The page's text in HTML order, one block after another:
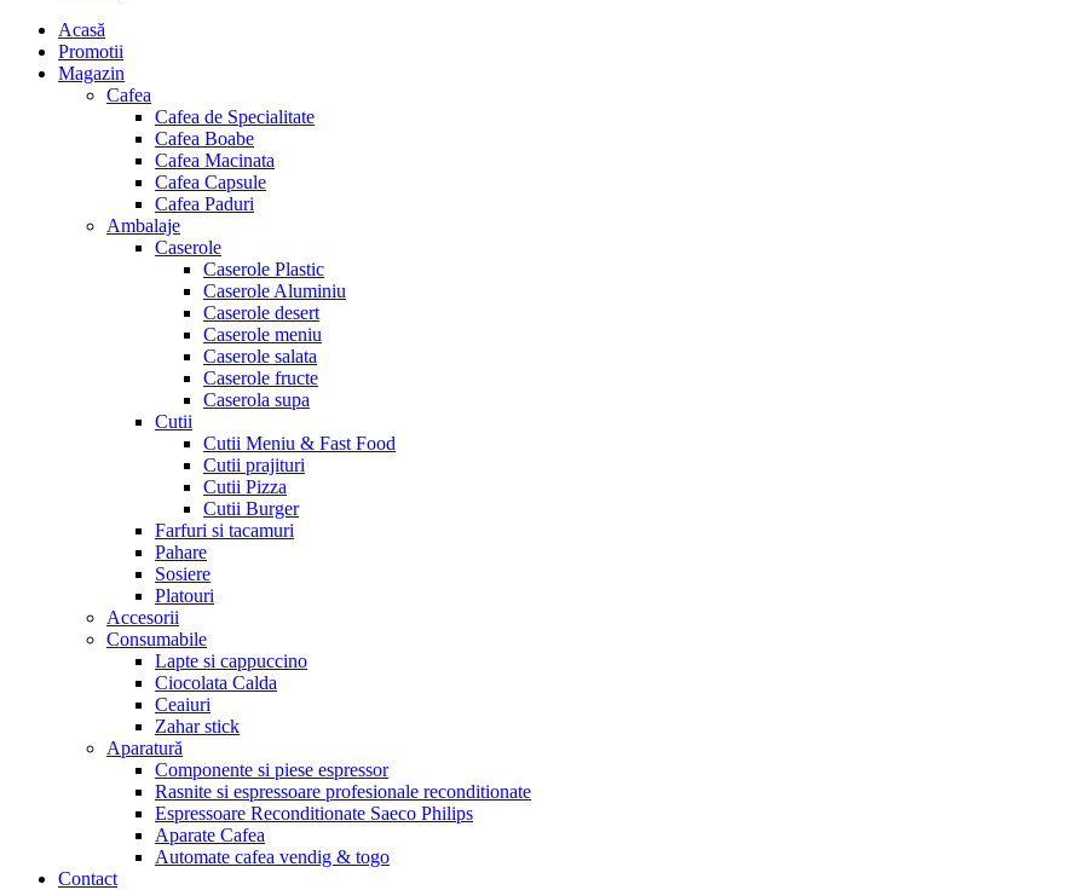
Menu
Acasă
Promotii
Magazin
Cafea
Cafea de Specialitate
Cafea Boabe
Cafea Macinata
Cafea Capsule
Cafea Paduri
Ambalaje
Caserole
Caserole Plastic
Caserole Aluminiu
Caserole desert
Caserole meniu
Caserole salata
Caserole fructe
Caserola supa
Cutii
Cutii Meniu & Fast Food
Cutii prajituri
Cutii Pizza
Cutii Burger
Farfuri si tacamuri
Pahare
Sosiere
Platouri
Accesorii
Consumabile
Lapte si cappuccino
Ciocolata Calda
Ceaiuri
Zahar stick
Aparatură
Componente si piese espressor
Rasnite si espressoare profesionale reconditionate
Espressoare Reconditionate Saeco Philips
Aparate Cafea
Automate cafea vendig & togo
Contact